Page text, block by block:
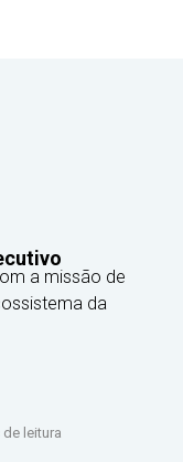
a missão de
da
leitura